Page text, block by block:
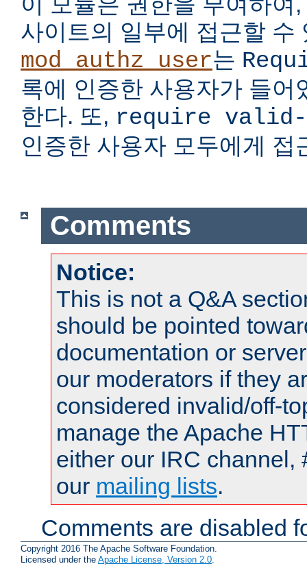
사이트의 일부에 접근할 수
mod_authz_user는
록에 인증한 사용자가 들어
한다. 또, require valid-
인증한 사용자 모두에게 접
Comments
Notice:
This is not a Q&A
should be pointed
documentation or
our moderators if they
considered invalid/off-
manage the Apache
either our IRC channel,
our mailing lists.
Comments are disabled
Copyright 2016 The Apache Software Foundation.
Licensed under the Apache License, Version 2.0.